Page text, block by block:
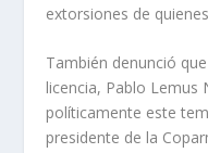
extorsiones de
También denunció
licencia, Pablo Lemus
políticamente este
presidente de la